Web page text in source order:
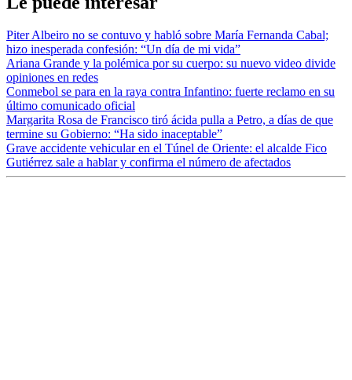
Piter Albeiro no se contuvo y habló sobre María Fernanda Cabal;
hizo inesperada confesión: “Un día de mi vida”
Ariana Grande y la polémica por su cuerpo: su nuevo video divide
opiniones en redes
Conmebol se para en la raya contra Infantino: fuerte reclamo en su
último comunicado oficial
Margarita Rosa de Francisco tiró ácida pulla a Petro, a días de que
termine su Gobierno: “Ha sido inaceptable”
Grave accidente vehicular en el Túnel de Oriente: el alcalde Fico
Gutiérrez sale a hablar y confirma el número de afectados